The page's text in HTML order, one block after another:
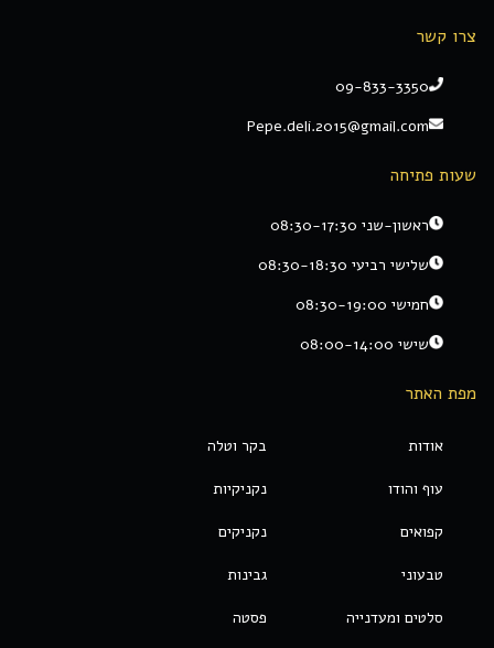
צרו קשר
09-833-3350
Pepe.deli.2015@gmail.com
שעות פתיחה
ראשון-שני 08:30-17:30
שלישי רביעי 08:30-18:30
חמישי 08:30-19:00
שישי 08:00-14:00
מפת האתר
אודות בקר וטלה
עוף והודו נקניקיות
קפואים נקניקים
טבעוני גבינות
סלטים ומעדנייה פסטה